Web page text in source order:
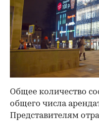
Общее количество
общего числа
Представителям